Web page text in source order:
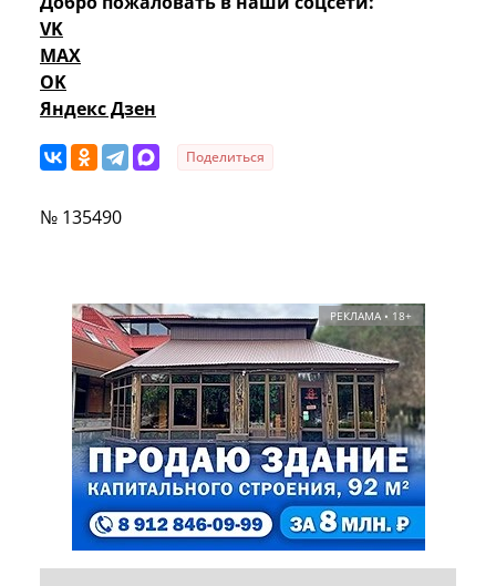
VK
MAX
OK
Яндекс Дзен
Поделиться
№ 135490
РЕКЛАМА • 18+